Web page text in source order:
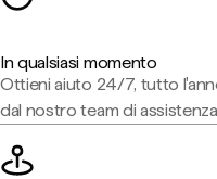
In qualsiasi momento
Ottieni aiuto 24/7, tutto
dal nostro team di